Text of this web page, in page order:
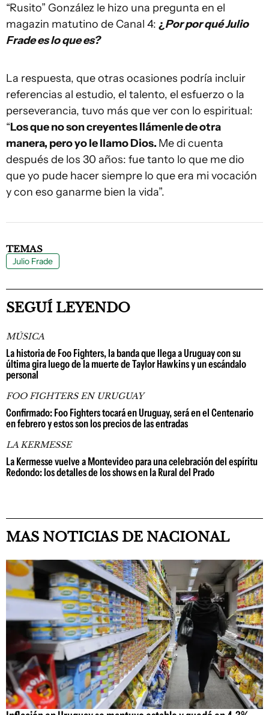
“Rusito” González le hizo una pregunta en el
magazin matutino de Canal 4: ¿ Por por qué Julio
Frade es lo que es?
La respuesta, que otras ocasiones podría incluir
referencias al estudio, el talento, el esfuerzo o la
perseverancia, tuvo más que ver con lo espiritual:
“Los que no son creyentes llámenle de otra
manera, pero yo le llamo Dios. Me di cuenta
después de los 30 años: fue tanto lo que me dio
que yo pude hacer siempre lo que era mi vocación
y con eso ganarme bien la vida”.
TEMAS
Julio Frade
SEGUÍ LEYENDO
MÚSICA
La historia de Foo Fighters, la banda que llega a Uruguay con su
última gira luego de la muerte de Taylor Hawkins y un escándalo
personal
FOO FIGHTERS EN URUGUAY
Confirmado: Foo Fighters tocará en Uruguay, será en el Centenario
en febrero y estos son los precios de las entradas
LA KERMESSE
La Kermesse vuelve a Montevideo para una celebración del espíritu
Redondo: los detalles de los shows en la Rural del Prado
MAS NOTICIAS DE NACIONAL